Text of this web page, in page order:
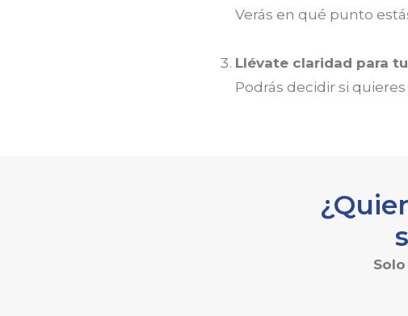
Verás en qué punto
Llévate claridad para
Podrás decidir si